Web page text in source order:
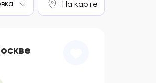
На карте